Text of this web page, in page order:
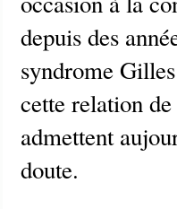
depuis des
syndrome
cette relation
admettent
doute.